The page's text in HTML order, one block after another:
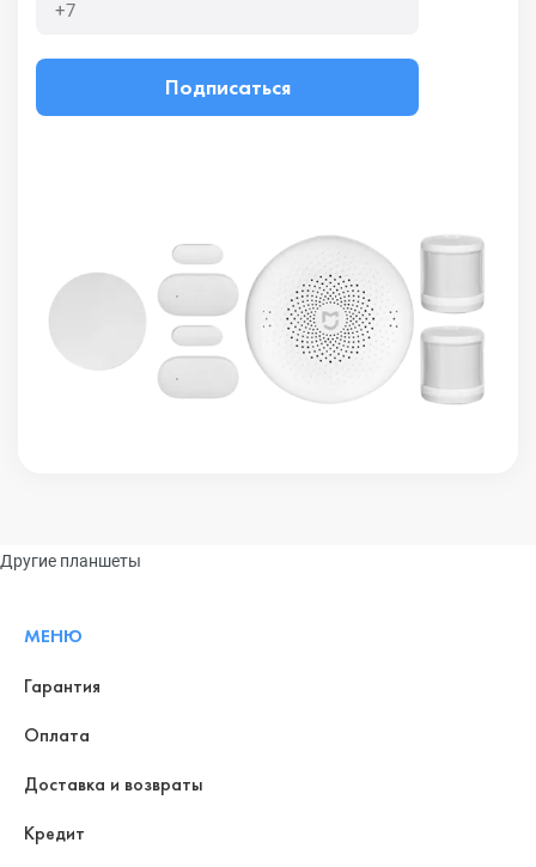
Подписаться
Другие планшеты
МЕНЮ
Гарантия
Оплата
Доставка и возвраты
Кредит